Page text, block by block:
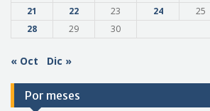
21
22 23 24 25
28
29 30
« Oct Dic »
Por meses